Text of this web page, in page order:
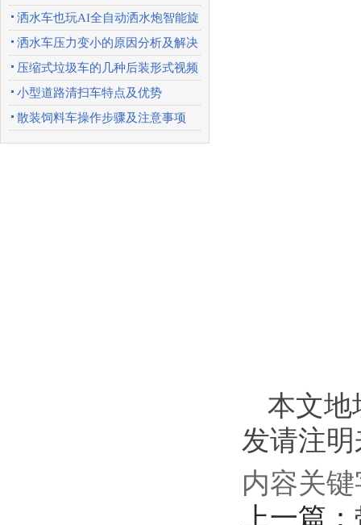
洒水车也玩AI全自动洒水炮智能旋
转喷头优势特点
洒水车压力变小的原因分析及解决
办法
压缩式垃圾车的几种后装形式视频
展示
小型道路清扫车特点及优势
散装饲料车操作步骤及注意事项
本文地
发请注
内容关
上一篇：